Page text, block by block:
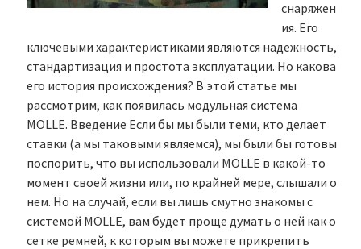
снаряжен
ия. Его
ключевыми характеристиками являются надежность,
стандартизация и простота эксплуатации. Но какова
его история происхождения? В этой статье мы
рассмотрим, как появилась модульная система
MOLLE. Введение Если бы мы были теми, кто делает
ставки (а мы таковыми являемся), мы были бы готовы
поспорить, что вы использовали MOLLE в какой-то
момент своей жизни или, по крайней мере, слышали о
нем. Но на случай, если вы лишь смутно знакомы с
системой MOLLE, вам будет проще думать о ней как о
сетке ремней, к которым вы можете прикрепить